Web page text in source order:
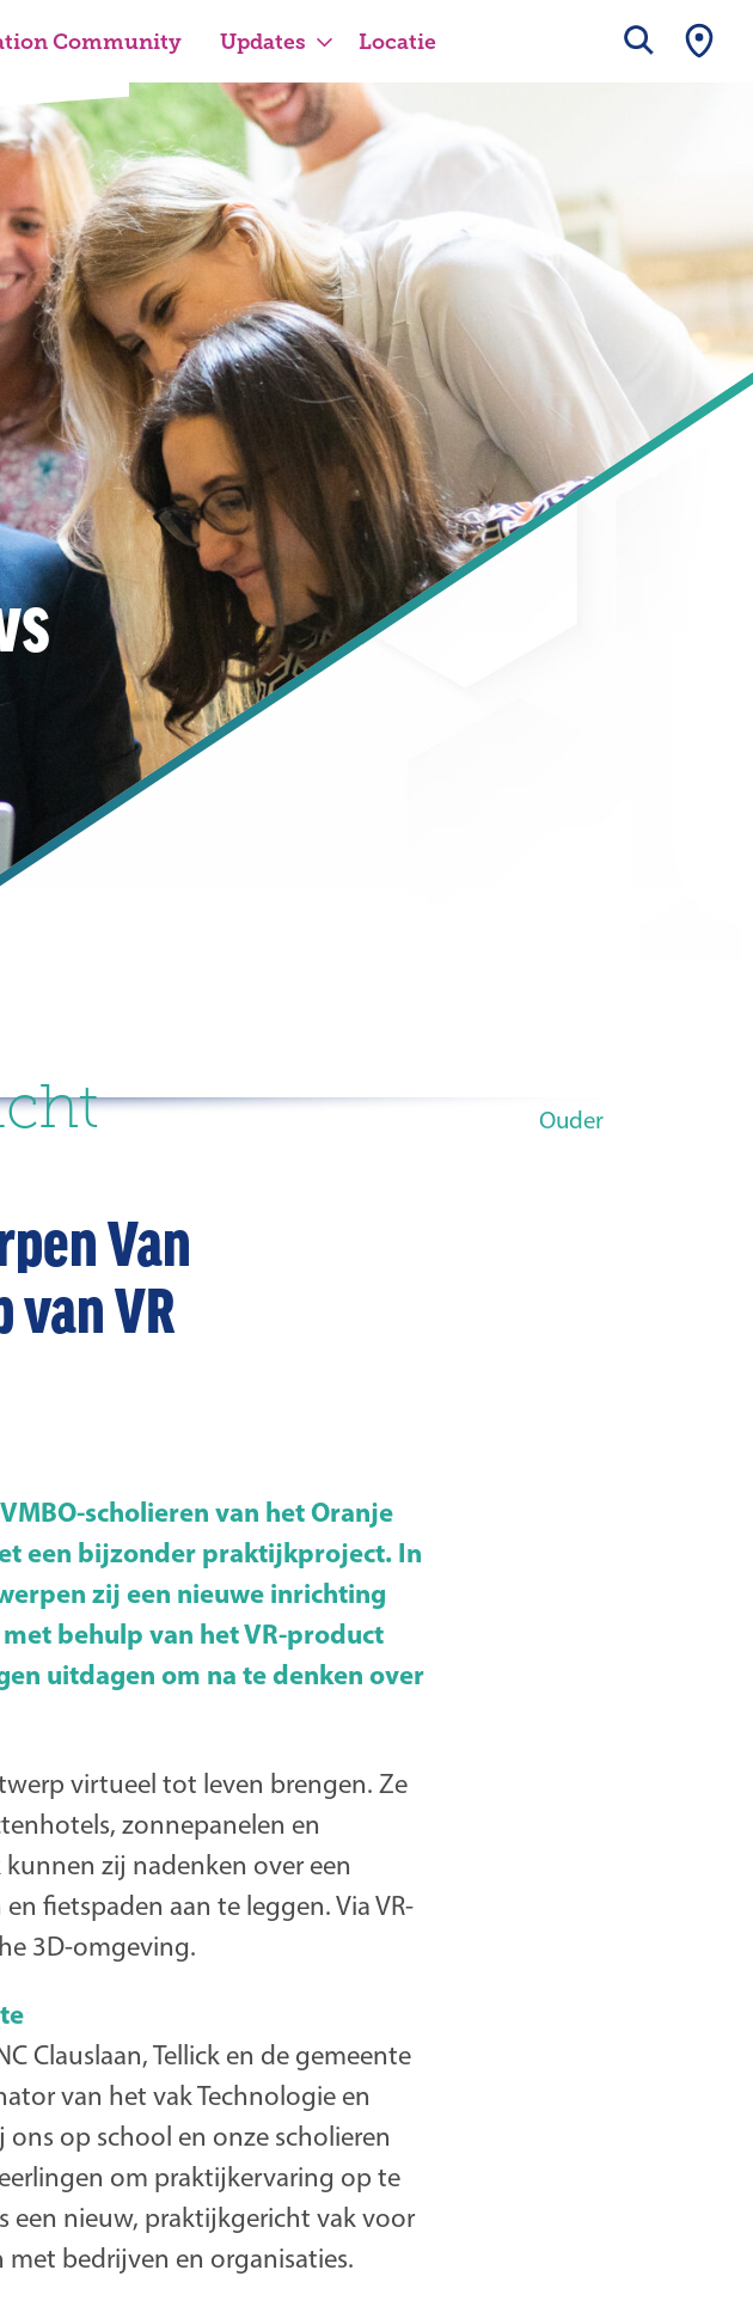
Community Updates Locatie
Ouder
Van
VR
scholieren van het Oranje
een bijzonder praktijkproject. In
zij een nieuwe inrichting
behulp van het VR-product
uitdagen om na te denken over
virtueel tot leven brengen. Ze
zonnepanelen en
zij nadenken over een
fietspaden aan te leggen. Via VR-
3D-omgeving.
Clauslaan, Tellick en de gemeente
van het vak Technologie en
ons op school en onze scholieren
om praktijkervaring op te
een nieuw, praktijkgericht vak voor
bedrijven en organisaties.